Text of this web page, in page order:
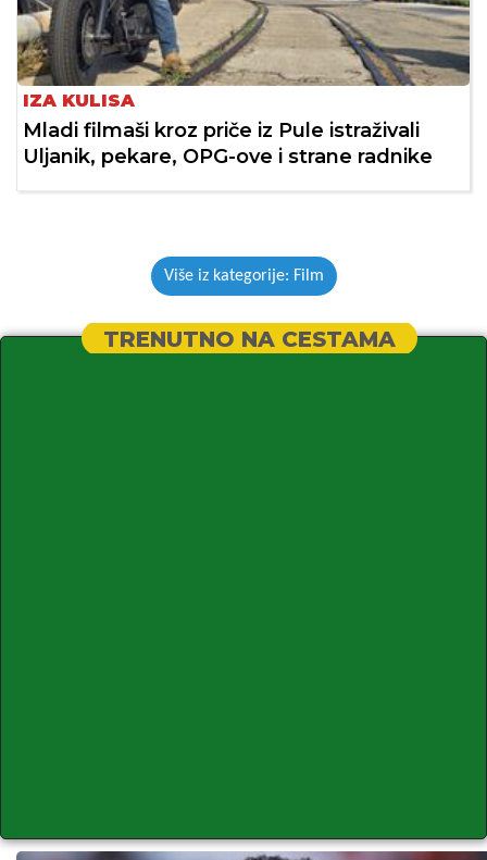
IZA KULISA
Mladi filmaši kroz priče iz Pule istraživali
Uljanik, pekare, OPG-ove i strane radnike
Više iz kategorije: Film
TRENUTNO NA CESTAMA